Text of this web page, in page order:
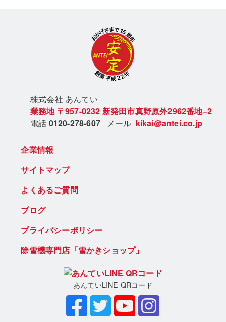
株式会社 あんてい
業務地 〒957-0232 新発田市真野原外2962番地−2
電話 0120-278-607 メール kikai@antei.co.jp
企業情報
サイトマップ
よくあるご質問
ブログ
プライバシーポリシー
除雪機専門店「雪かきショップ」
あんていLINE QRコード